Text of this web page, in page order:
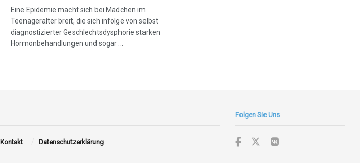
Eine Epidemie macht sich bei Mädchen im
Teenageralter breit, die sich infolge von selbst
diagnostizierter Geschlechtsdysphorie starken
Hormonbehandlungen und sogar ...
Kontakt Datenschutzerklärung
Folgen Sie Uns